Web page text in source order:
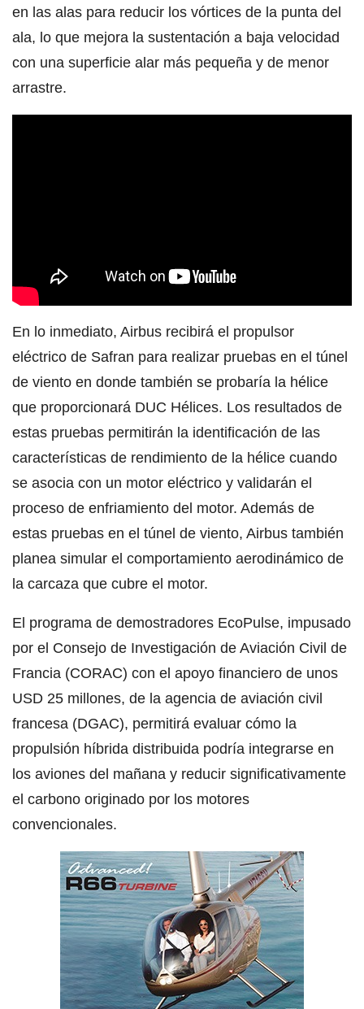
en las alas para reducir los vórtices de la punta del
ala, lo que mejora la sustentación a baja velocidad
con una superficie alar más pequeña y de menor
arrastre.
En lo inmediato, Airbus recibirá el propulsor
eléctrico de Safran para realizar pruebas en el túnel
de viento en donde también se probaría la hélice
que proporcionará DUC Hélices. Los resultados de
estas pruebas permitirán la identificación de las
características de rendimiento de la hélice cuando
se asocia con un motor eléctrico y validarán el
proceso de enfriamiento del motor. Además de
estas pruebas en el túnel de viento, Airbus también
planea simular el comportamiento aerodinámico de
la carcaza que cubre el motor.
El programa de demostradores EcoPulse, impusado
por el Consejo de Investigación de Aviación Civil de
Francia (CORAC) con el apoyo financiero de unos
USD 25 millones, de la agencia de aviación civil
francesa (DGAC), permitirá evaluar cómo la
propulsión híbrida distribuida podría integrarse en
los aviones del mañana y reducir significativamente
el carbono originado por los motores
convencionales.